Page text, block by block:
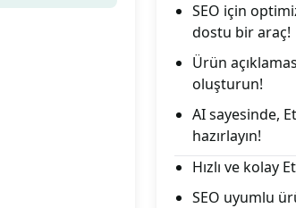
SEO için
dostu bir araç!
Ürün
oluşturun!
AI sayesinde,
hazırlayın!
Hızlı ve kolay
SEO uyumlu